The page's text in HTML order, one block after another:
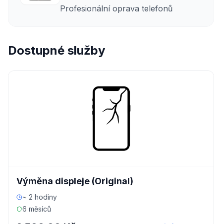
Profesionální oprava telefonů
Dostupné služby
Výměna displeje (Original)
~ 2 hodiny
6 měsíců